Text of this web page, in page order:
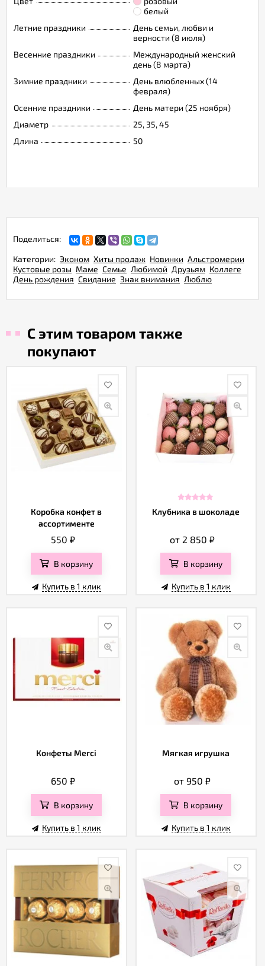
белый
Летние праздники
День семьи, любви и
верности (8 июля)
Весенние праздники
Международный женский
день (8 марта)
Зимние праздники
День влюбленных (14
февраля)
Осенние праздники
День матери (25 ноября)
Диаметр
25, 35, 45
Длина
50
Поделиться:
Категории: Эконом Хиты продаж Новинки Альстромерии
Кустовые розы Маме Семье Любимой Друзьям Коллеге
День рождения Свидание Знак внимания Люблю
С этим товаром также
покупают
Коробка конфет в
ассортименте
550 ₽
В корзину
Купить в 1 клик
Клубника в шоколаде
от 2 850₽
В корзину
Купить в 1 клик
Конфеты Merci
650 ₽
В корзину
Купить в 1 клик
Мягкая игрушка
от 950₽
В корзину
Купить в 1 клик